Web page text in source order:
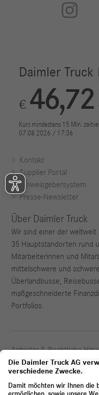

Kontakt
Supplier Portal
Hinweisgebersystem
Presse-Newsletter
Über Daimler Truck
Wir sind einer der
35 Hauptstandorten rund
Mitarbeiterinnen und
mittelschwere und
Überlandbusse,
maßgeschneiderte
Portfolios.
Anbieter & Rechtliche
Datenschutz